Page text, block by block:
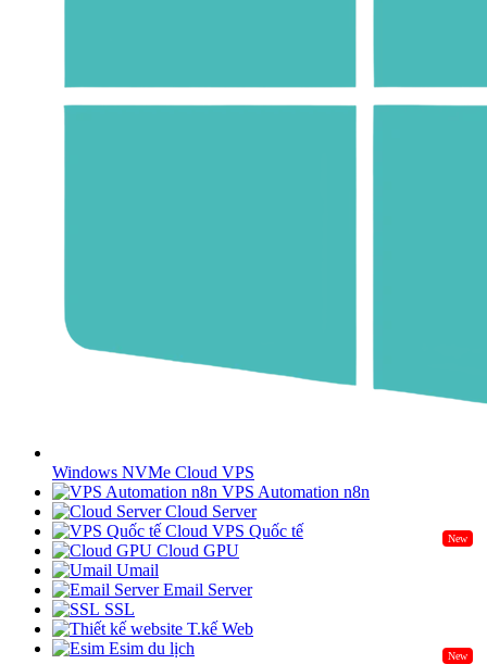
Windows NVMe Cloud VPS
VPS Automation n8n
Cloud Server
Cloud VPS Quốc tế
New
Cloud GPU
Umail
Email Server
SSL
T.kế Web
Esim du lịch
New